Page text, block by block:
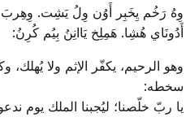
وِهُ رَخُم يِخَبِر أَوُن وِلُ يَشِت.
أَدُونَاي هُشِا. هَمِلِخ يَاانِنُ بِيُم كُرِنُ:
وهو الرحيم، يكفّر الإثم ولا يُهلك،
سخطه:
يا ربّ خلّصنا؛ ليُجبنا الملك يوم